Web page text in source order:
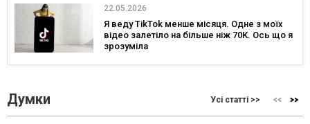
22.05.2026
Я веду TikTok менше місяця. Одне з моїх
відео залетіло на більше ніж 70К. Ось що я
зрозуміла
Думки Усі статті >>